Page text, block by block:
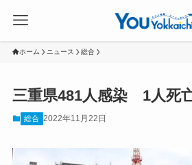
ホーム ニュース 総合
三重県481人感染 1人死
総合 2022年11月22日